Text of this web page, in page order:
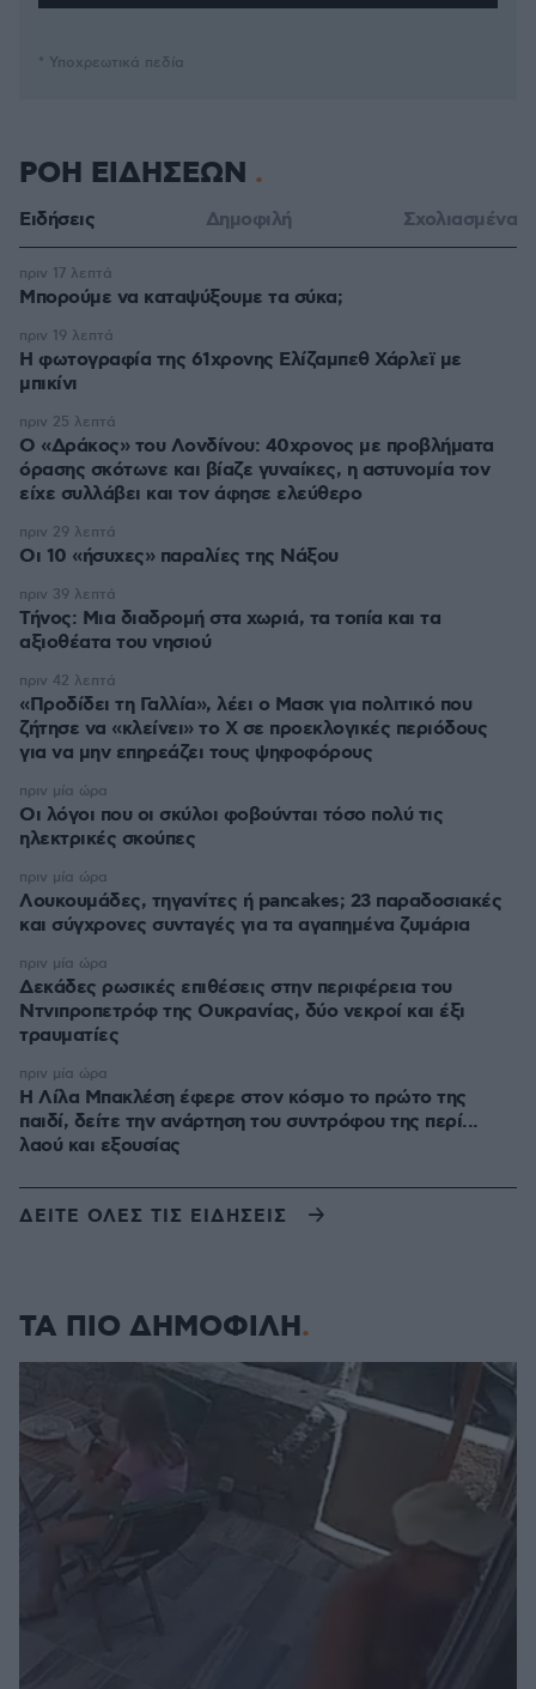
* Υποχρεωτικά πεδία
ΡΟΗ ΕΙΔΗΣΕΩΝ
Ειδήσεις Δημοφιλή Σχολιασμένα
Μπορούμε να καταψύξουμε τα σύκα;
πριν 17 λεπτά
Η φωτογραφία της 61χρονης Ελίζαμπεθ Χάρλεϊ με
μπικίνι
πριν 19 λεπτά
Ο «Δράκος» του Λονδίνου: 40χρονος με προβλήματα
όρασης σκότωνε και βίαζε γυναίκες, η αστυνομία τον
είχε συλλάβει και τον άφησε ελεύθερο
πριν 25 λεπτά
Οι 10 «ήσυχες» παραλίες της Νάξου
πριν 29 λεπτά
Τήνος: Μια διαδρομή στα χωριά, τα τοπία και τα
αξιοθέατα του νησιού
πριν 39 λεπτά
«Προδίδει τη Γαλλία», λέει ο Μασκ για πολιτικό που
ζήτησε να «κλείνει» το X σε προεκλογικές περιόδους
για να μην επηρεάζει τους ψηφοφόρους
πριν 42 λεπτά
Οι λόγοι που οι σκύλοι φοβούνται τόσο πολύ τις
ηλεκτρικές σκούπες
πριν μία ώρα
Λουκουμάδες, τηγανίτες ή pancakes; 23 παραδοσιακές
και σύγχρονες συνταγές για τα αγαπημένα ζυμάρια
πριν μία ώρα
Δεκάδες ρωσικές επιθέσεις στην περιφέρεια του
Ντνιπροπετρόφ της Ουκρανίας, δύο νεκροί και έξι
τραυματίες
πριν μία ώρα
Η Λίλα Μπακλέση έφερε στον κόσμο το πρώτο της
παιδί, δείτε την ανάρτηση του συντρόφου της περί...
λαού και εξουσίας
πριν μία ώρα
ΔΕΙΤΕ ΟΛΕΣ ΤΙΣ ΕΙΔΗΣΕΙΣ
ΤΑ ΠΙΟ ΔΗΜΟΦΙΛΗ